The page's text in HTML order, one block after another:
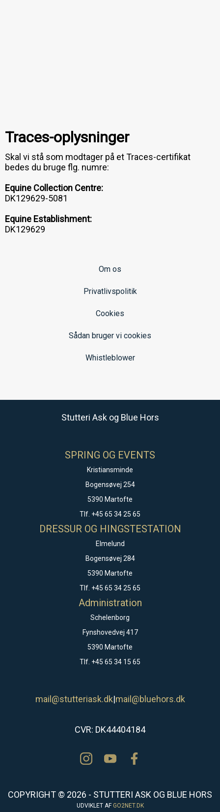
Traces-oplysninger
Skal vi stå som modtager på et Traces-certifikat
bedes du bruge flg. numre:
Equine Collection Centre:
DK129629-5081
Equine Establishment:
DK129629
Om os
Privatlivspolitik
Cookies
Sådan bruger vi cookies
Whistleblower
Stutteri Ask og Blue Hors
SPRING OG EVENTS
Kristiansminde
Bogensøvej 254
5390 Martofte
Tlf. +45 65 34 25 65
DRESSUR OG HINGSTESTATION
Elmelund
Bogensøvej 284
5390 Martofte
Tlf. +45 65 34 25 65
Administration
Schelenborg
Fynshovedvej 417
5390 Martofte
Tlf. +45 65 34 15 65
mail@stutteriask.dk|mail@bluehors.dk
CVR: DK44404184
COPYRIGHT © 2026 - STUTTERI ASK OG BLUE HORS
UDVIKLET AF GO2NET.DK